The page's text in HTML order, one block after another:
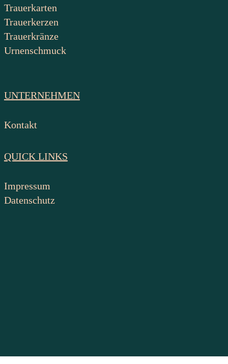
Trauerkarten
Trauerkerzen
Trauerkränze
Urnenschmuck
UNTERNEHMEN
Kontakt
QUICK LINKS
Impressum
Datenschutz